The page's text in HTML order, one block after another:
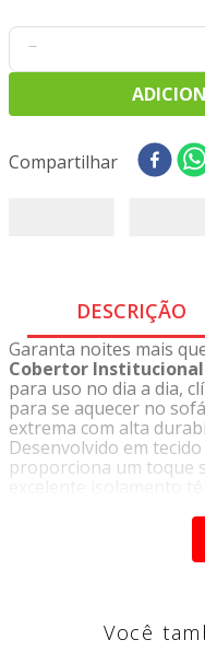
－
Compartilhar
DESCRIÇÃO
Garanta noites mais
Cobertor
para uso no dia a dia,
para se aquecer no
extrema com alta
Desenvolvido em
proporciona um toque
- Versatilidade
COMPOSIÇÃOVocê